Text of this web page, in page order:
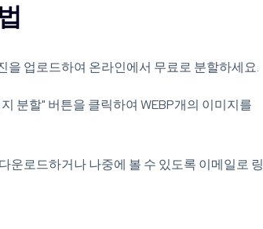
을 업로드하여 온라인에서 무료로 분할하세요.
분할" 버튼을 클릭하여 WEBP개의 이미지를
운로드하거나 나중에 볼 수 있도록 이메일로 링